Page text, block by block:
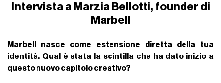
Intervista a Marzia Bellotti, founder di
Marbell
Marbell nasce come estensione diretta della tua
identità. Qual è stata la scintilla che ha dato inizio a
questo nuovo capitolo creativo?